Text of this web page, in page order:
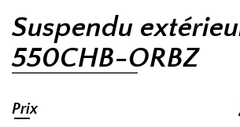
Suspendu
550CHB-ORBZ
Prix